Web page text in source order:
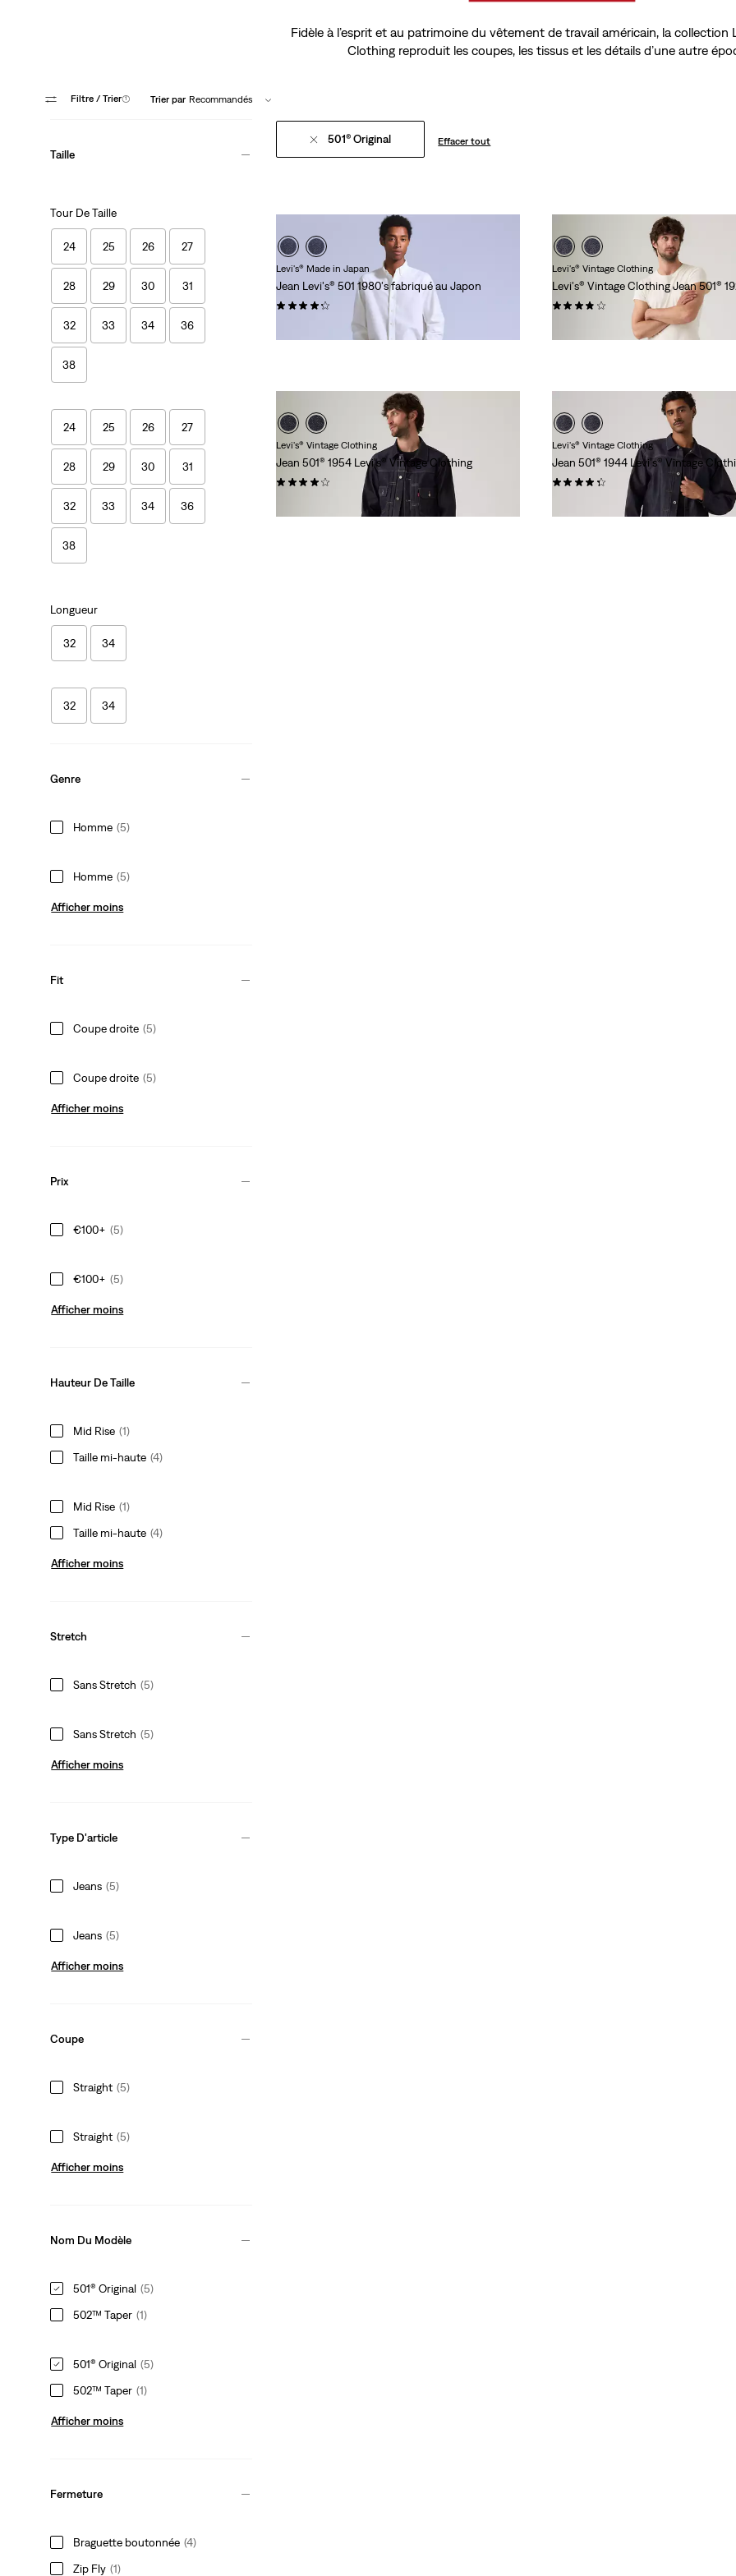
Fidèle à l’esprit et au patrimoine du vêtement de travail américain, la collection
Clothing reproduit les coupes, les tissus et les détails d’une autre
Filtre / Trier(1) Trier par Recommandés
Taille
Tour De Taille
24 25 26 27
28 29 30 31
32 33 34 36
38
24 25 26 27
28 29 30 31
32 33 34 36
38
Longueur
32 34
32 34
Genre
Homme (5)
Homme (5)
Afficher moins
Fit
Coupe droite (5)
Coupe droite (5)
Afficher moins
Prix
€100+ (5)
€100+ (5)
Afficher moins
Hauteur De Taille
Mid Rise (1)
Taille mi‑haute (4)
Mid Rise (1)
Taille mi‑haute (4)
Afficher moins
Stretch
Sans Stretch (5)
Sans Stretch (5)
Afficher moins
Type D'article
Jeans (5)
Jeans (5)
Afficher moins
Coupe
Straight (5)
Straight (5)
Afficher moins
Nom Du Modèle
501® Original (5)
502™ Taper (1)
501® Original (5)
502™ Taper (1)
Afficher moins
Fermeture
Braguette boutonnée (4)
Zip Fly (1)
501® Original Effacer tout
Levi's® Made in Japan
Jean Levi's® 501 1980's fabriqué au Japon
Levi's® Vintage Clothing
Levi's® Vintage Clothing Jean 501®
Levi's® Vintage Clothing
Jean 501® 1954 Levi's® Vintage Clothing
Levi's® Vintage Clothing
Jean 501® 1944 Levi's® Vintage